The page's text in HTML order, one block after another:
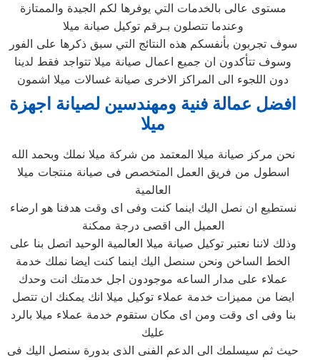
مستوى عالى بالخدمات التي يوفرها لكم الجيدة والممتازة
وعندما تتصلون بـرقم توكيل صيانة ميلا
سوف تجربون بأنفسكم هذه النتائج التي سبق ذكرها على الفور
وسوف تتأكدون ان جميع اعمال صيانة ميلا تتواجد فقط لدينا
دون اللجوء الى المراكز الاخرى صيانة غسالات ميلا اشمون
افضل عمالة فنية ومهندسين لصيانة اجهزة
ميلا
نحن مركز صيانة ميلا المعتمد من شركة ميلا نملك وبحمد الله
اسطول من فريق العمل المتخصص فى صيانة منتجات ميلا
العالمية
نستطيع ان نصل اليك اينما كنت وفى اى وقت هدفنا هو ارضاء
العميل الى اقصى درجة ممكنة
وذلك لاننا نعتبر توكيل صيانة ميلا العالمية الوحيد اتصل بنا على
الخط الساخن ونحن سنصل اليك اينما كنت ايضا نملك خدمة
عملاء على مدار الساعه موجودون اجل خدمتك انت وحدك
ايضا من مميزات خدمة عملاء توكيل ميلا انك يمكنك ان تتصل
بنا وفى اى وقت ومن اى مكان ستقوم خدمة عملاء ميلا بالرد
عليك
حيث ثم سيسلمك الى الدعم الفنى الذى بدورة سنصل اليك فى